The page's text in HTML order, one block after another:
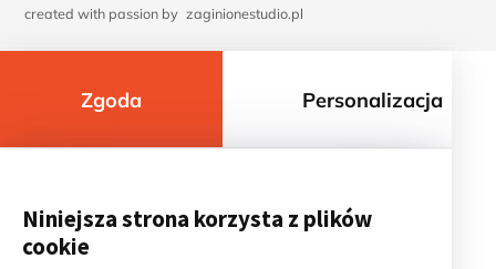
created with passion by zaginionestudio.pl
Zgoda Personalizacja
Niniejsza strona korzysta z plików
cookie